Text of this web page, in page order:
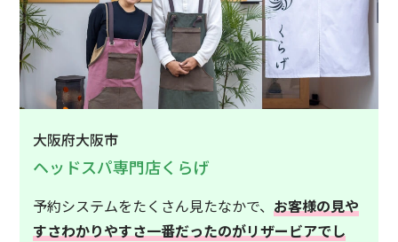
大阪府大阪市
ヘッドスパ専門店くらげ
予約システムをたくさん見たなかで、 お客様の見や
すさわかりやすさ一番だったのがリザービアでし